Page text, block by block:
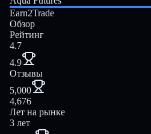
Earn2Trade
Обзор
Рейтинг
4.7
4.9
Отзывы
5,000
4,676
Лет на рынке
3 лет